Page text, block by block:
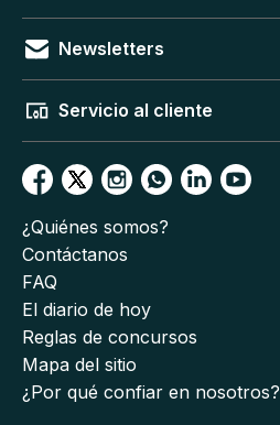
Newsletters
Servicio al cliente
¿Quiénes somos?
Contáctanos
FAQ
El diario de hoy
Reglas de concursos
Mapa del sitio
¿Por qué confiar en nosotros?